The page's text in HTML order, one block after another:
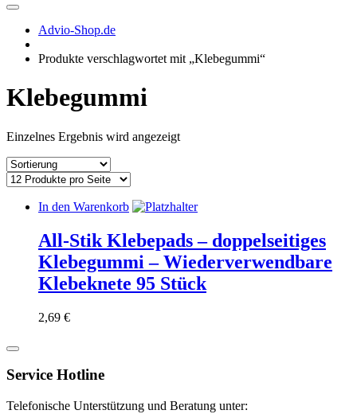
Advio-Shop.de
Produkte verschlagwortet mit „Klebegummi“
Klebegummi
Einzelnes Ergebnis wird angezeigt
In den Warenkorb
All-Stik Klebepads – doppelseitiges
Klebegummi – Wiederverwendbare
Klebeknete 95 Stück
2,69 €
Service Hotline
Telefonische Unterstützung und Beratung unter: